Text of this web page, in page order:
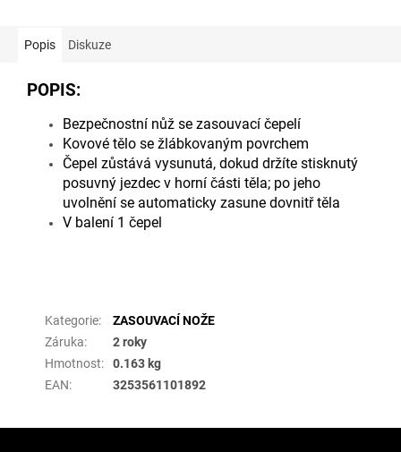
Popis Diskuze
POPIS:
Bezpečnostní nůž se zasouvací čepelí
Kovové tělo se žlábkovaným povrchem
Čepel zůstává vysunutá, dokud držíte stisknutý
posuvný jezdec v horní části těla; po jeho
uvolnění se automaticky zasune dovnitř těla
V balení 1 čepel
Kategorie:
ZASOUVACÍ NOŽE
Záruka:
2 roky
Hmotnost:
0.163 kg
EAN: 3253561101892